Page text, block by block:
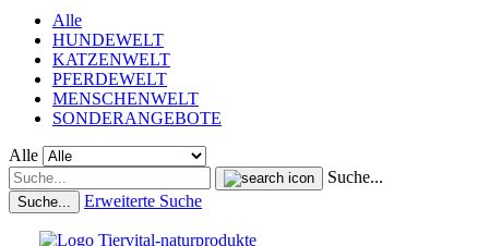
Alle
HUNDEWELT
KATZENWELT
PFERDEWELT
MENSCHENWELT
SONDERANGEBOTE
Alle
Suche...
Suche... Erweiterte Suche